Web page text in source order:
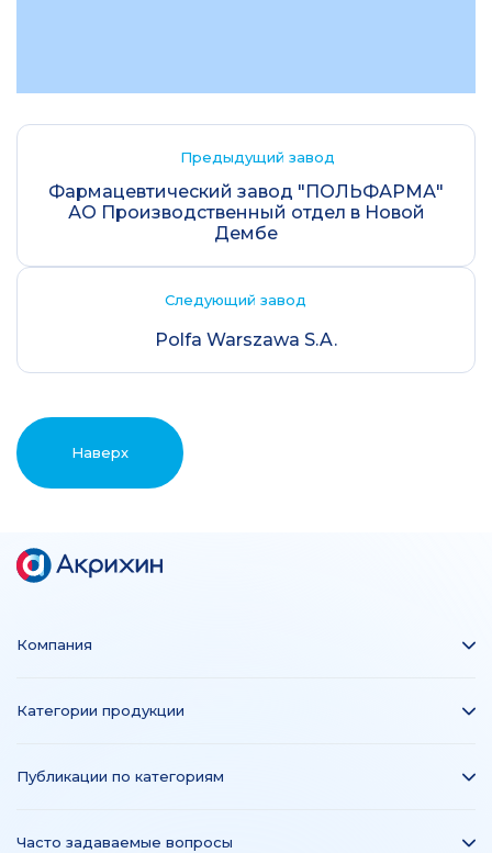
Предыдущий завод
Фармацевтический завод "ПОЛЬФАРМА"
АО Производственный отдел в Новой
Дембе
Следующий завод
Polfa Warszawa S.A.
Наверх
Компания
Категории продукции
Публикации по категориям
Часто задаваемые вопросы